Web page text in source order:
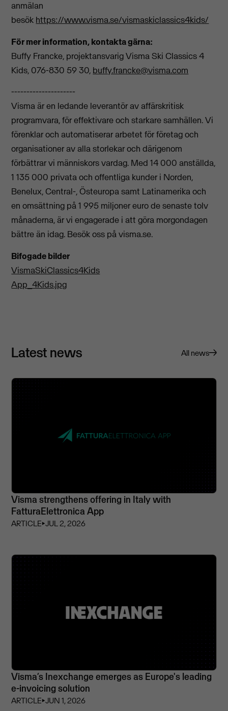
anmälan
besök https://www.visma.se/vismaskiclassics4kids/
För mer information, kontakta gärna:
Buffy Francke, projektansvarig Visma Ski Classics 4
Kids, 076-830 59 30, buffy.francke@visma.com
---------------------
Visma är en ledande leverantör av affärskritisk
programvara, för effektivare och starkare samhällen. Vi
förenklar och automatiserar arbetet för företag och
organisationer av alla storlekar och därigenom
förbättrar vi människors vardag. Med 14 000 anställda,
1 135 000 privata och offentliga kunder i Norden,
Benelux, Central-, Östeuropa samt Latinamerika och
en omsättning på 1 995 miljoner euro de senaste tolv
månaderna, är vi engagerade i att göra morgondagen
bättre än idag. Besök oss på visma.se.
Bifogade bilder
VismaSkiClassics4Kids
App_4Kids.jpg
Latest news All news
Visma strengthens offering in Italy with
FatturaElettronica App
ARTICLE⏵JUL 2, 2026
Visma’s Inexchange emerges as Europe's leading
e-invoicing solution
ARTICLE⏵JUN 1, 2026